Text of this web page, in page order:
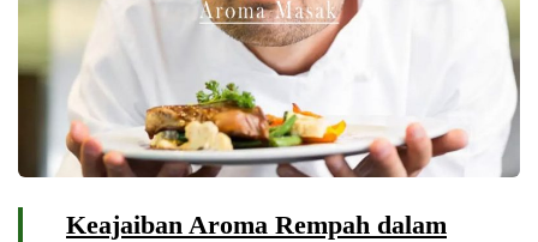
Keajaiban Aroma Rempah dalam